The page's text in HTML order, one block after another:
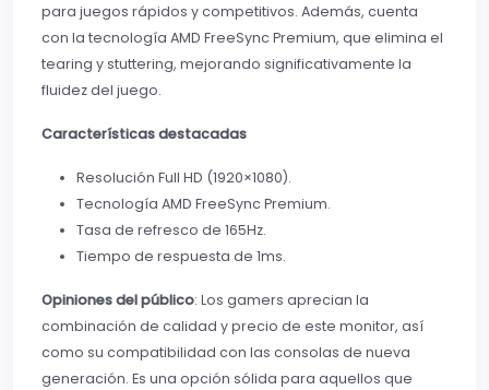
para juegos rápidos y competitivos. Además, cuenta
con la tecnología AMD FreeSync Premium, que elimina el
tearing y stuttering, mejorando significativamente la
fluidez del juego.
Características destacadas
Resolución Full HD (1920×1080).
Tecnología AMD FreeSync Premium.
Tasa de refresco de 165Hz.
Tiempo de respuesta de 1ms.
Opiniones del público: Los gamers aprecian la
combinación de calidad y precio de este monitor, así
como su compatibilidad con las consolas de nueva
generación. Es una opción sólida para aquellos que